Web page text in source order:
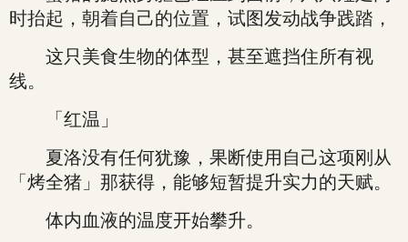
时抬起，朝着自己的位置，试图发动战争践踏，
这只美食生物的体型，甚至遮挡住所有视
线。
「红温」
夏洛没有任何犹豫，果断使用自己这项刚从
「烤全猪」那获得，能够短暂提升实力的天赋。
体内血液的温度开始攀升。